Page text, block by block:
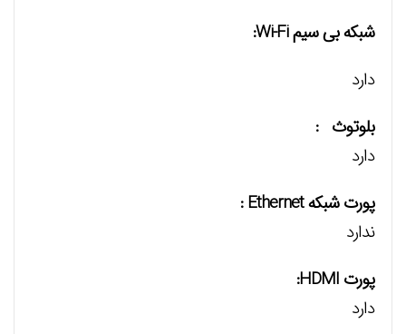
شبکه بی سیم Wi-Fi:
دارد
بلوتوث :
دارد
پورت شبکه Ethernet :
ندارد
پورت HDMI:
دارد